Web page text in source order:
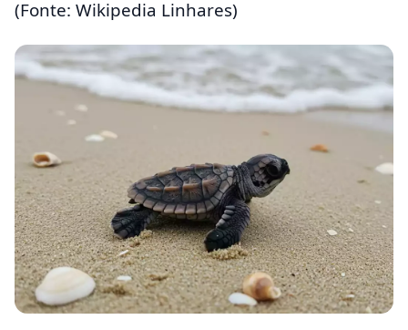
(Fonte: Wikipedia Linhares)